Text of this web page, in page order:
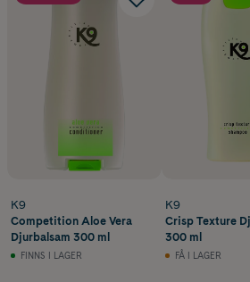
K9
Competition Aloe Vera
Djurbalsam 300 ml
FINNS I LAGER
K9
Crisp Texture
300 ml
FÅ I LAGER